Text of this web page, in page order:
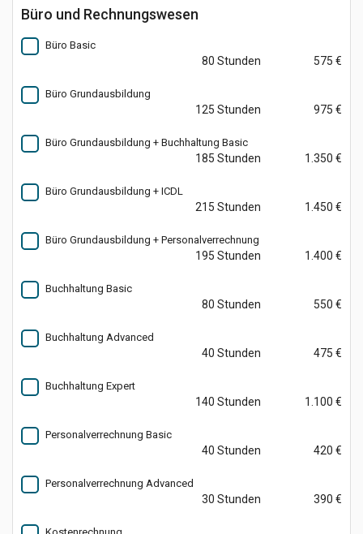
Büro und Rechnungswesen
Büro Basic
80 Stunden 575 €
Büro Grundausbildung
125 Stunden 975 €
Büro Grundausbildung + Buchhaltung Basic
185 Stunden 1.350 €
Büro Grundausbildung + ICDL
215 Stunden 1.450 €
Büro Grundausbildung + Personalverrechnung
195 Stunden 1.400 €
Buchhaltung Basic
80 Stunden 550 €
Buchhaltung Advanced
40 Stunden 475 €
Buchhaltung Expert
140 Stunden 1.100 €
Personalverrechnung Basic
40 Stunden 420 €
Personalverrechnung Advanced
30 Stunden 390 €